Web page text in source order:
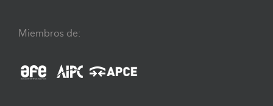
Miembros de: